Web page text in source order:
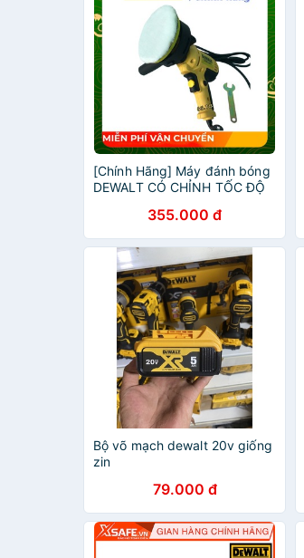
[Chính Hãng] Máy đánh bóng
DEWALT CÓ CHỈNH TỐC ĐỘ
355.000 đ
Bộ võ mạch dewalt 20v giống
zin
79.000 đ